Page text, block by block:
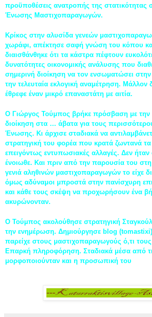
προϋποθέσεις ανατροπής της στατικότητας
Ένωσης Μαστιχοπαραγωγών.
Κρίκος στην αλυσίδα γενεών
χωράφι, απέκτησε σαφή γνώση του κόπου
διαισθάνθηκε ότι τα κάστρα πέφτουν
δυνατότητες οικονομικής ανάλυσης που
σημερινή διοίκηση να τον ενσωματώσει
την τελευταία εκλογική αναμέτρηση. Μάλλον
έθρεφε έναν μικρό επαναστάτη με αιτία.
Ο Γιώργος Τούμπος βρήκε πρόσβαση με την
διοίκηση στα … άβατα για τους
Ένωσης. Κι άρχισε σταδιακά να
στρατηγική του φορέα που κρατά ζωντανά τα
επειγόντως εντυπωσιακές αλλαγές. Δεν
ένοιωθε. Και πριν από την παρουσία του στη
γενιά αληθινών μαστιχοπαραγωγών το είχε
όμως αδύναμοι μπροστά στην πανίσχυρη
και κάθε τους σκέψη να προχωρήσουν ένα
ακυρώνονταν.
Ο Τούμπος ακολούθησε στρατηγική
την ενημέρωση. Δημιούργησε blog
παρείχε στους μαστιχοπαραγωγούς ό,τι τους
Επαρκή πληροφόρηση. Σταδιακά μέσα από
μορφοποιούνταν και η προσωπική του